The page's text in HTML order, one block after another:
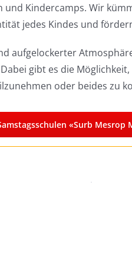
und Kindercamps. Wir
jedes Kindes und
aufgelockerter
gibt es die
oder beides zu
«Surb Mesrop